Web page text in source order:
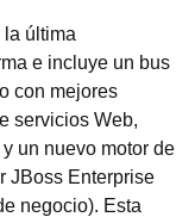
la última
e incluye un bus
con mejores
servicios Web,
un nuevo motor de
JBoss Enterprise
negocio). Esta